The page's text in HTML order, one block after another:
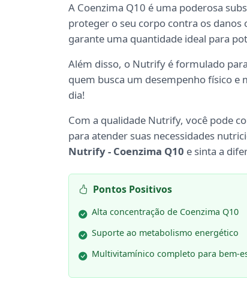
A Coenzima Q10 é uma poderosa
proteger o seu corpo contra os danos
garante uma quantidade ideal para
Além disso, o Nutrify é formulado
quem busca um desempenho físico e
dia!
Com a qualidade Nutrify, você pode
para atender suas necessidades
Nutrify - Coenzima Q10 e sinta a
Pontos Positivos
Alta concentração de Coenzima Q10
Suporte ao metabolismo energético
Multivitamínico completo para bem-